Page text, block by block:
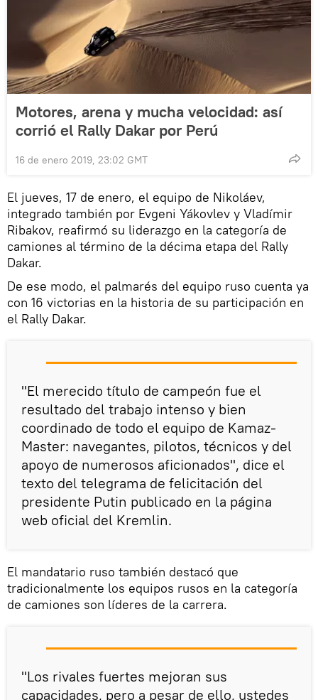
Motores, arena y mucha velocidad: así
corrió el Rally Dakar por Perú
16 de enero 2019, 23:02 GMT
El jueves, 17 de enero, el equipo de Nikoláev,
integrado también por Evgeni Yákovlev y Vladímir
Ribakov, reafirmó su liderazgo en la categoría de
camiones al término de la décima etapa del Rally
Dakar.
De ese modo, el palmarés del equipo ruso cuenta ya
con 16 victorias en la historia de su participación en
el Rally Dakar.
"El merecido título de campeón fue el
resultado del trabajo intenso y bien
coordinado de todo el equipo de Kamaz-
Master: navegantes, pilotos, técnicos y del
apoyo de numerosos aficionados", dice el
texto del telegrama de felicitación del
presidente Putin publicado en la página
web oficial del Kremlin.
El mandatario ruso también destacó que
tradicionalmente los equipos rusos en la categoría
de camiones son líderes de la carrera.
"Los rivales fuertes mejoran sus
capacidades, pero a pesar de ello, ustedes